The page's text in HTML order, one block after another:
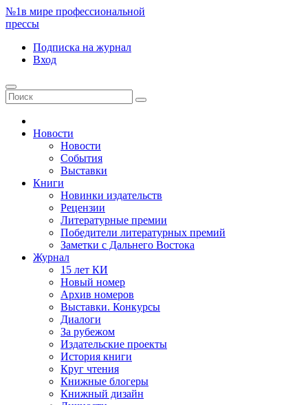
№1в мире профессиональной
прессы
Подписка на журнал
Вход
Новости
Новости
События
Выставки
Книги
Новинки издательств
Рецензии
Литературные премии
Победители литературных премий
Заметки с Дальнего Востока
Журнал
15 лет КИ
Новый номер
Архив номеров
Выставки. Конкурсы
Диалоги
За рубежом
Издательские проекты
История книги
Круг чтения
Книжные блогеры
Книжный дизайн